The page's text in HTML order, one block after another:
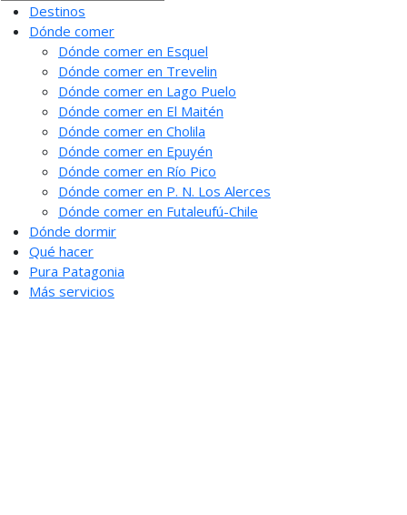
Destinos
Dónde comer
Dónde comer en Esquel
Dónde comer en Trevelin
Dónde comer en Lago Puelo
Dónde comer en El Maitén
Dónde comer en Cholila
Dónde comer en Epuyén
Dónde comer en Río Pico
Dónde comer en P. N. Los Alerces
Dónde comer en Futaleufú-Chile
Dónde dormir
Qué hacer
Pura Patagonia
Más servicios